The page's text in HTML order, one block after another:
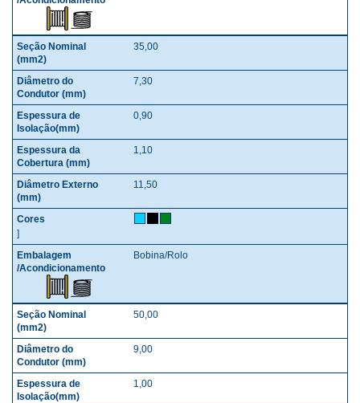
35,00
7,30
0,90
1,10
11,50
]
Bobina/Rolo
50,00
9,00
1,00